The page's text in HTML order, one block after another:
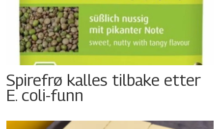
Spirefrø kalles tilbake etter
E. coli-funn